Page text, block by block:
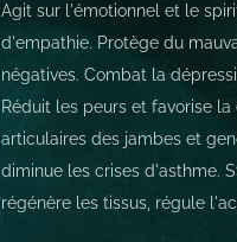
Agit sur l'émotionnel et le
d'empathie. Protège du
négatives. Combat la
Réduit les peurs et favorise
articulaires des jambes et
diminue les crises d'asthme.
régénère les tissus, régule